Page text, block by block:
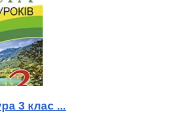
3 клас ...